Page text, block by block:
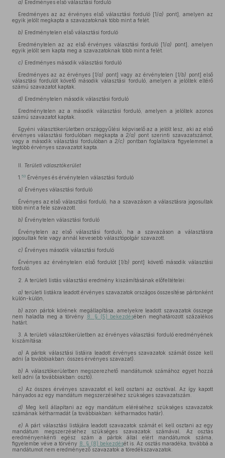
a) Eredményes első választási forduló
Eredményes az az érvényes első választási forduló [1/a) pont], amelyen az
egyik jelölt megkapta a szavazatoknak több mint a felét.
b) Eredménytelen első választási forduló
Eredménytelen az az első érvényes választási forduló [1/a)
pont], amelyen
egyik jelölt sem kapta meg a szavazatoknak több mint a felét.
c) Eredményes második választási forduló
Eredményes az az érvényes [1/a) pont] vagy az érvénytelen [1/b) pont] első
választási fordulót követő második választási forduló, amelyen a jelöltek eltérő
számú szavazatot kaptak.
d) Eredménytelen második választási forduló
Eredménytelen az a második választási forduló, amelyen a jelöltek azonos
számú szavazatot kaptak.
Egyéni választókerületben országgyűlési képviselő az a jelölt lesz, aki az első
érvényes választási fordulóban megkapta a 2/a) pont szerinti szavazatszámot,
vagy a második választási fordulóban a 2/c) pontban foglaltakra figyelemmel a
legtöbb érvényes szavazatot kapta.
II. Területi választókerület
1. 53 Érvényes és érvénytelen választási forduló
a) Érvényes választási forduló
Érvényes az első választási forduló, ha a szavazáson a választásra jogosultak
több mint a fele szavazott.
b) Érvénytelen választási forduló
Érvénytelen az első választási forduló, ha a szavazáson a választásra
jogosultak fele vagy annál kevesebb választópolgár szavazott.
c) Érvényes második választási forduló
Érvényes az érvénytelen első fordulót [1/b) pont] követő második választási
forduló.
2. A területi listás választási eredmény kiszámításának előfeltételei:
a) területi listákra leadott érvényes szavazatok országos összesítése pártonként
külön-külön,
b) azon pártok körének megállapítása, amelyekre leadott szavazatok összege
nem haladta meg a törvény
8. § (5) bekezdésében meghatározott százalékos
határt.
3. A területi választókerületben az érvényes választási forduló eredményének
kiszámítása:
a) A pártok választási listáira leadott érvényes szavazatok számát össze kell
adni (a továbbiakban: összes érvényes szavazat).
b) A választókerületben megszerezhető mandátumok számához egyet hozzá
kell adni (a továbbiakban: osztó).
c) Az összes érvényes szavazatot el kell osztani az osztóval. Az így kapott
hányados az egy mandátum megszerzéséhez szükséges szavazatszám.
d) Meg kell állapítani az egy mandátum eléréséhez szükséges szavazatok
számának kétharmadát (a továbbiakban: kétharmados határ).
e) A párt választási listájára leadott szavazatok számát el kell osztani az egy
mandátum megszerzéséhez szükséges szavazatok számával. Az osztás
eredményenkénti egész szám a pártok által elért mandátumok száma,
figyelembe véve a törvény 8. § (8) bekezdését is. Az osztás maradéka, továbbá a
mandátumot nem eredményező szavazatok a töredékszavazatok.